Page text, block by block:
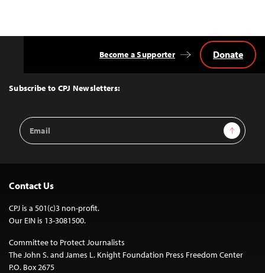
Top
Subscribe to CPJ Newsletters:
Email
Address
Sign Up
Become a Supporter Donate
Contact Us
CPJ is a 501(c)3 non-profit.
Our EIN is 13-3081500.
Committee to Protect Journalists
The John S. and James L. Knight Foundation Press Freedom Center
P.O. Box 2675